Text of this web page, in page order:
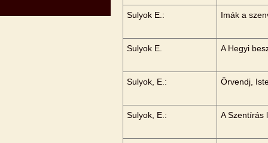
Sulyok E.: Imák a
Sulyok E. A Hegyi
Sulyok, E.: Örvendj,
Sulyok, E.: A Szentírás